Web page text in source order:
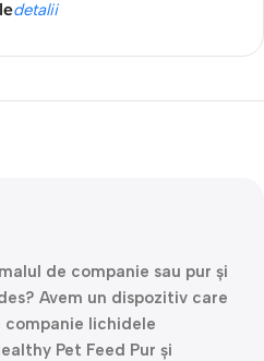
detalii
de companie sau pur și
Avem un dispozitiv care
companie lichidele
Pet Feed Pur și